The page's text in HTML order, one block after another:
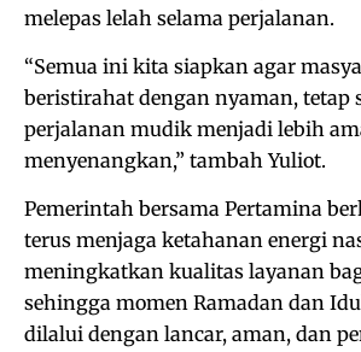
melepas lelah selama perjalanan.
“Semua ini kita siapkan agar
beristirahat dengan nyaman, tetap
perjalanan mudik menjadi lebih
menyenangkan,” tambah Yuliot.
Pemerintah bersama Pertamina
terus menjaga ketahanan energi
meningkatkan kualitas layanan
sehingga momen Ramadan dan
dilalui dengan lancar, aman, dan